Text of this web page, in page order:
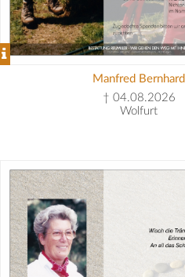
Manfred Bernhard
† 04.08.2026
Wolfurt